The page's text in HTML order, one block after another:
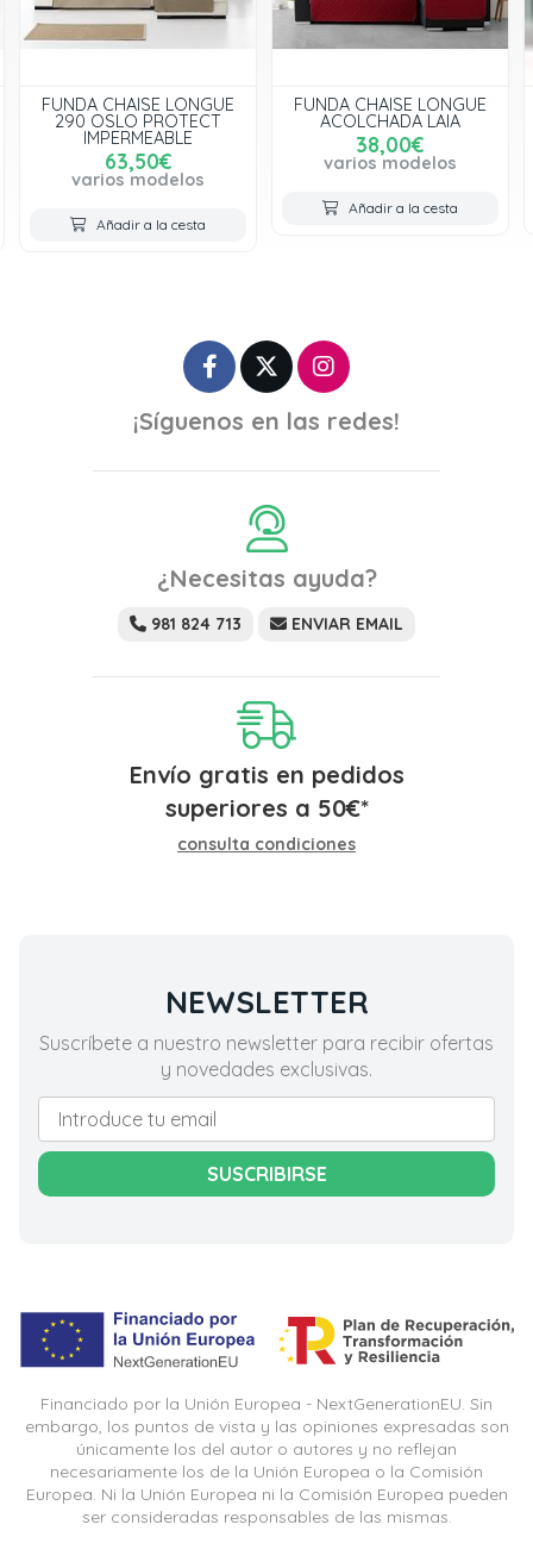
FUNDA CHAISE LONGUE
ACOLCHADA LAIA
38,00€
varios modelos
FUNDA CHAISE LONGUE
SWEET LAIA
38,00€
varios modelos
Añadir a la cesta
¡Síguenos en las redes!
¿Necesitas ayuda?
981 824 713 ENVIAR EMAIL
Envío gratis en pedidos
superiores a 50€*
consulta condiciones
NEWSLETTER
Suscríbete a nuestro newsletter para recibir ofertas
y novedades exclusivas.
SUSCRIBIRSE
Financiado por la Unión Europea - NextGenerationEU. Sin
embargo, los puntos de vista y las opiniones expresadas son
únicamente los del autor o autores y no reflejan
necesariamente los de la Unión Europea o la Comisión
Europea. Ni la Unión Europea ni la Comisión Europea pueden
ser consideradas responsables de las mismas.